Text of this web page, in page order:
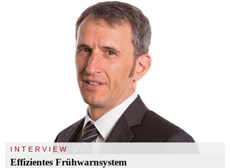
INTERVIEW
Effizientes Frühwarnsystem